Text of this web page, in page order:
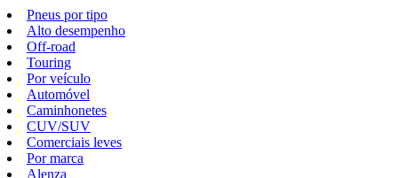
Pneus por tipo
Alto desempenho
Off-road
Touring
Por veículo
Automóvel
Caminhonetes
CUV/SUV
Comerciais leves
Por marca
Alenza